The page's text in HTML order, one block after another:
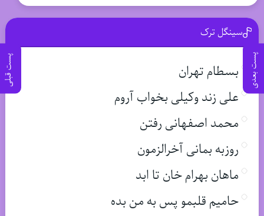
پست بعدی پست قبلی
سینگل ترک
بسطام تهران
علی زند وکیلی بخواب آروم
محمد اصفهانی رفتن
روزبه بمانی آخرالزمون
ماهان بهرام خان تا ابد
حامیم قلبمو پس به من بده